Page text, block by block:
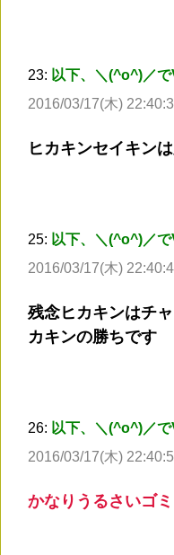
23: 以下、＼(^o^)／
2016/03/17(木)
ヒカキンセイキン
25: 以下、＼(^o^)／
2016/03/17(木)
残念ヒカキンはチ
カキンの勝ちです
26: 以下、＼(^o^)／
2016/03/17(木)
かなりうるさいゴ